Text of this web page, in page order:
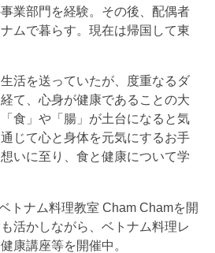
業部門を経験。その後、配偶者
ムで暮らす。現在は帰国して東
活を送っていたが、度重なるダ
て、心身が健康であることの大
食」や「腸」が土台になると気
じて心と身体を元気にするお手
いに至り、食と健康について学
トナム料理教室 Cham Chamを開
活かしながら、ベトナム料理レ
康講座等を開催中。